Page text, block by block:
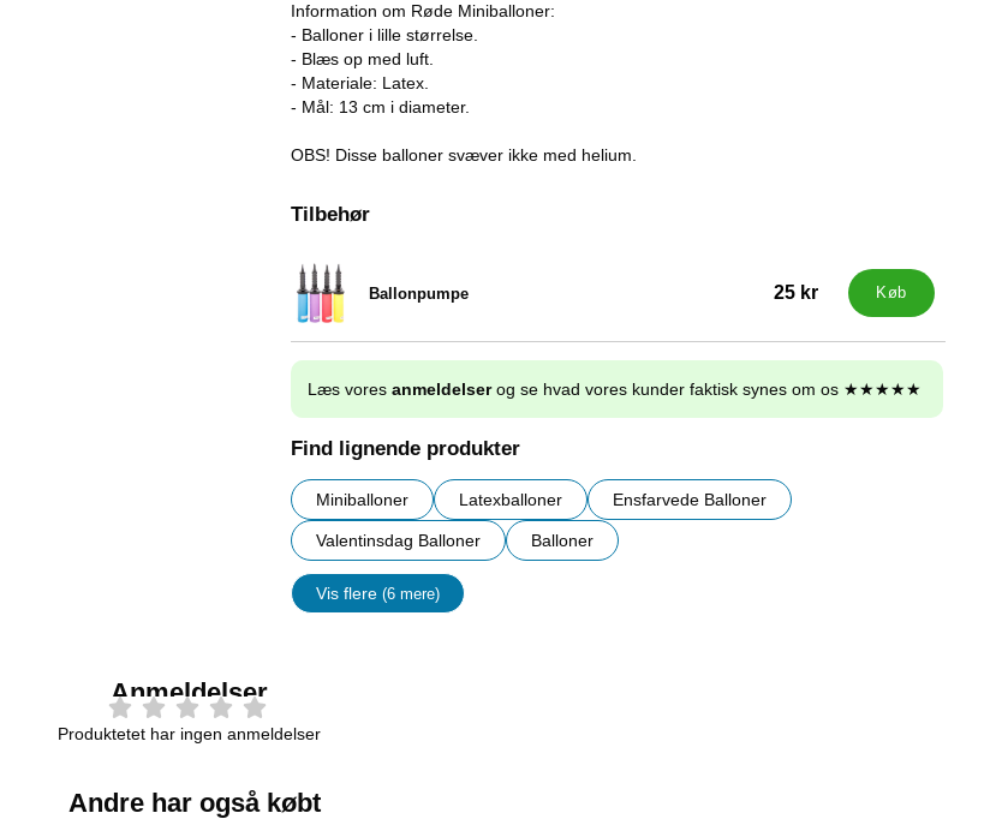
Information om Røde Miniballoner:
- Balloner i lille størrelse.
- Blæs op med luft.
- Materiale: Latex.
- Mål: 13 cm i diameter.
OBS! Disse balloner svæver ikke med helium.
Tilbehør
Ballonpumpe
Varenr 9838 25 kr Køb
Læs vores anmeldelserog se hvad vores kunder faktisk synes om os ★★★★★
Find lignende produkter
Miniballoner Latexballoner Ensfarvede Balloner
Valentinsdag Balloner Balloner
Vis flere (6 mere)
Egenskaper
Anmeldelser
Produktetet har ingen anmeldelser
Andre har også købt